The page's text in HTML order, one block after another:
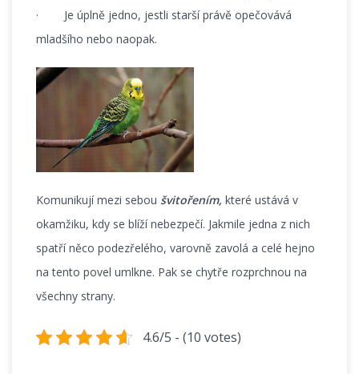
· Je úplně jedno, jestli starší právě opečovává
mladšího nebo naopak.
Komunikují mezi sebou švitořením, které ustává v
okamžiku, kdy se blíží nebezpečí. Jakmile jedna z nich
spatří něco podezřelého, varovně zavolá a celé hejno
na tento povel umlkne. Pak se chytře rozprchnou na
všechny strany.
4.6/5 - (10 votes)